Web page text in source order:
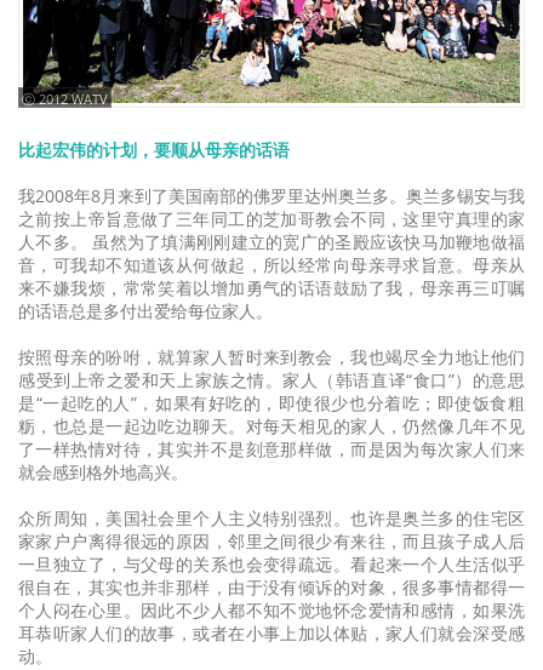
ⓒ 2012 WATV
比起宏伟的计划，要顺从母亲的话语
我2008年8月来到了美国南部的佛罗里达州奥兰多。奥兰多锡安与我
之前按上帝旨意做了三年同工的芝加哥教会不同，这里守真理的家
人不多。 虽然为了填满刚刚建立的宽广的圣殿应该快马加鞭地做福
音，可我却不知道该从何做起，所以经常向母亲寻求旨意。母亲从
来不嫌我烦，常常笑着以增加勇气的话语鼓励了我，母亲再三叮嘱
的话语总是多付出爱给每位家人。
按照母亲的吩咐，就算家人暂时来到教会，我也竭尽全力地让他们
感受到上帝之爱和天上家族之情。家人（韩语直译“食口”）的意思
是“一起吃的人”，如果有好吃的，即使很少也分着吃；即使饭食粗
粝，也总是一起边吃边聊天。对每天相见的家人，仍然像几年不见
了一样热情对待，其实并不是刻意那样做，而是因为每次家人们来
就会感到格外地高兴。
众所周知，美国社会里个人主义特别强烈。也许是奥兰多的住宅区
家家户户离得很远的原因，邻里之间很少有来往，而且孩子成人后
一旦独立了，与父母的关系也会变得疏远。看起来一个人生活似乎
很自在，其实也并非那样，由于没有倾诉的对象，很多事情都得一
个人闷在心里。因此不少人都不知不觉地怀念爱情和感情，如果洗
耳恭听家人们的故事，或者在小事上加以体贴，家人们就会深受感
动。